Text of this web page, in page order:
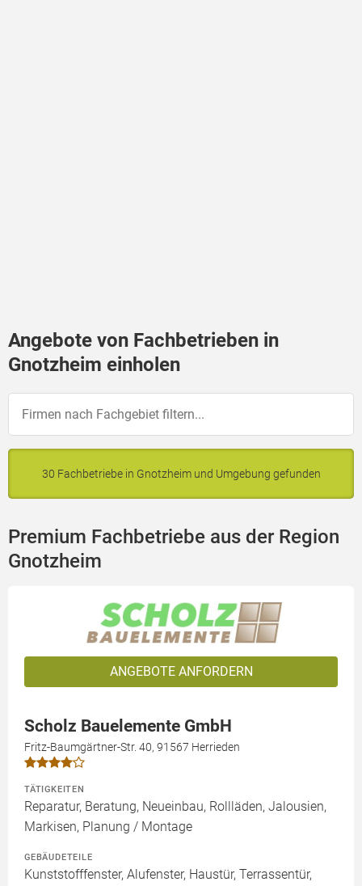
Angebote von Fachbetrieben in
Gnotzheim einholen
30 Fachbetriebe in Gnotzheim und Umgebung gefunden
Premium Fachbetriebe aus der Region
Gnotzheim
ANGEBOTE ANFORDERN
Scholz Bauelemente GmbH
Fritz-Baumgärtner-Str. 40, 91567 Herrieden
TÄTIGKEITEN
Reparatur, Beratung, Neueinbau, Rollläden, Jalousien,
Markisen, Planung / Montage
GEBÄUDETEILE
Kunststofffenster, Alufenster, Haustür, Terrassentür,